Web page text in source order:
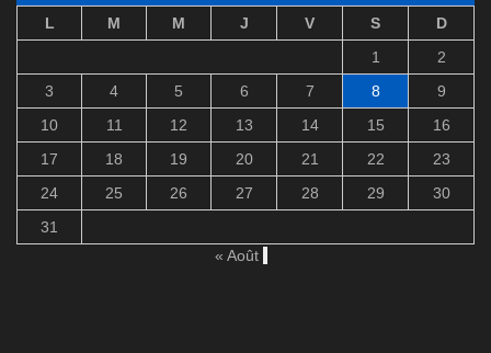
L
M M J V S
D
1
2
3
4 5 6 7 8
9
10
11 12 13 14 15
16
17
18 19 20 21 22
23
24
25 26 27 28 29
30
31
« Août